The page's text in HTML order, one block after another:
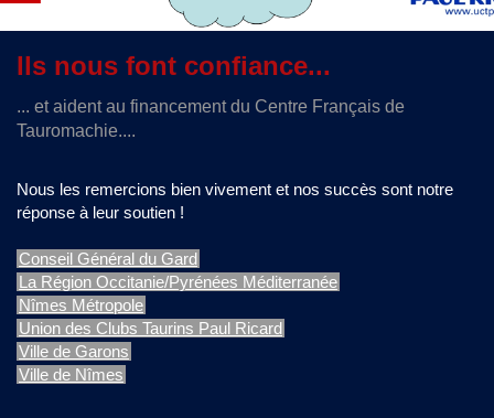
Ils nous font confiance...
... et aident au financement du Centre Français de
Tauromachie....
Nous les remercions bien vivement et nos succès sont notre
réponse à leur soutien !
Conseil Général du Gard
La Région Occitanie/Pyrénées Méditerranée
Nîmes Métropole
Union des Clubs Taurins Paul Ricard
Ville de Garons
Ville de Nîmes